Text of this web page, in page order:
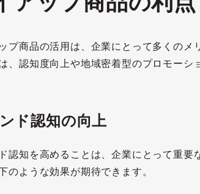
プ商品の活用は、企業にとって多くの
、認知度向上や地域密着型のプロモーシ
ド認知の向上
認知を高めることは、企業にとって重
のような効果が期待できます。